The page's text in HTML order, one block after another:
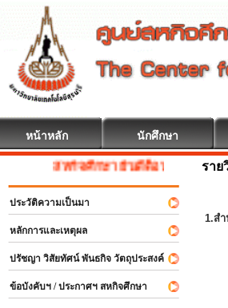
หน้าหลัก นักศึกษา
สหกิจศึกษา ยินดีต้อนรับ
ประวัติความเป็นมา
หลักการและเหตุผล
ปรัชญา วิสัยทัศน์ พันธกิจ วัตถุประสงค์
ข้อบังคับฯ / ประกาศฯ สหกิจศึกษา
ราย
1.ส